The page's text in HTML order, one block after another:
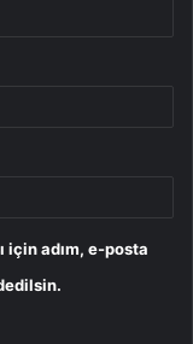
için adım, e-posta